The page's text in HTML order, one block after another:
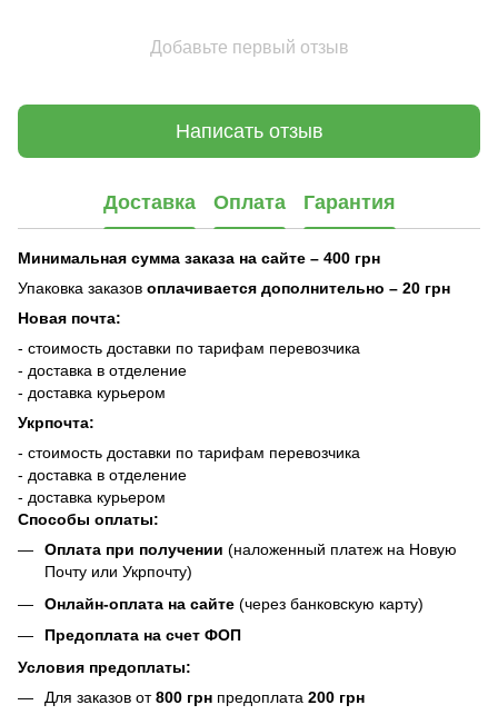
Добавьте первый отзыв
Написать отзыв
Доставка Оплата Гарантия
Минимальная сумма заказа на сайте – 400 грн
Упаковка заказов оплачивается дополнительно – 20 грн
Новая почта:
- стоимость доставки по тарифам перевозчика
- доставка в отделение
- доставка курьером
Укрпочта:
- стоимость доставки по тарифам перевозчика
- доставка в отделение
- доставка курьером
Способы оплаты:
Оплата при получении (наложенный платеж на Новую
Почту или Укрпочту)
Онлайн-оплата на сайте (через банковскую карту)
Предоплата на счет ФОП
Условия предоплаты:
Для заказов от800 грн предоплата 200 грн